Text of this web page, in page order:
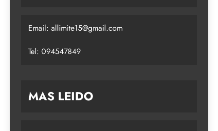
Email: allimite15@gmail.com
Tel: 094547849
MAS LEIDO